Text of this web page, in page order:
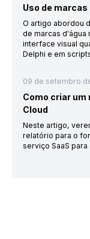
Uso de marcas
O artigo abordou
de marcas d'água
interface visual
Delphi e em
09 de setembro
Como criar um
Cloud
Neste artigo,
relatório para o
serviço SaaS